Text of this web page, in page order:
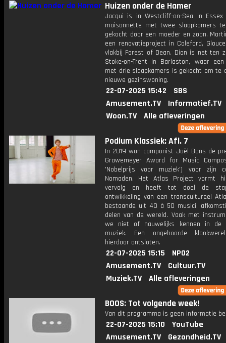
Huizen onder de Hamer
Jacqui is in Westcliff-on-Sea in
maisonnette met twee slaapkamers
gekocht door een moeder en zoon.
een renovatieproject in Coleford,
vlakbij Forest of Dean. Dion is net ten
Stoke-on-Trent in Barlaston, waar een
met drie slaapkamers is gekocht om te
nieuwe gezinswoning.
22-07-2025 15:42
SBS
Amusement.TV
Informatief.TV
Woon.TV
Alle afleveringen
Podium Klassiek: Afl. 7
In 2019 won componist Joël Bons de
Grawemeyer Award for Music
'Nobelprijs voor muziek') voor zijn
Nomaden. Het Atlas Project vormt
vervolg en heeft tot doel de
ontwikkeling van een transcultureel
bestaande uit 40 à 50 musici,
delen van de wereld. Vaak met
we niet of nauwelijks kennen in de
muziek. Een ongehoorde
hierdoor ontsloten.
22-07-2025 15:15
NPO2
Amusement.TV
Cultuur.TV
Muziek.TV
Alle afleveringen
BOOS: Tot volgende week!
Van dit programma is geen informatie
22-07-2025 15:10
YouTube
Amusement.TV
Gezondheid.TV